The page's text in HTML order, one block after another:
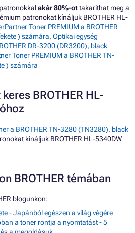
patronokkalakár 80%-ottakaríthat meg a
patronokat kínáljuk BROTHER HL-
Toner PREMIUM a BROTHER
) számára, Optikai egység
DR-3200 (DR3200), black
Toner PREMIUM a BROTHER TN-
) számára
BROTHER HL-
a BROTHER TN-3280 (TN3280), black
kínáljuk BROTHER HL-5340DW
BROTHER témában
blogunkon:
- Japánból egészen a világ végére
a toner rontja a nyomtatást - 5